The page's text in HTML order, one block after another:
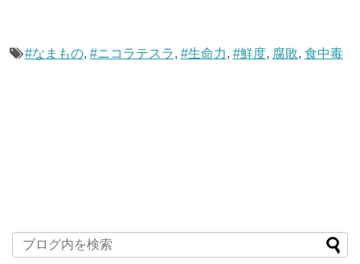
#なまもの, #ニコラテスラ, #生命力, #鮮度, 腐敗, 食中毒